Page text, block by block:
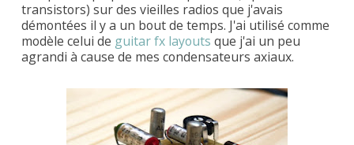
transistors) sur des vieilles radios que j'avais
démontées il y a un bout de temps. J'ai utilisé comme
modèle celui de guitar fx layouts que j'ai un peu
agrandi à cause de mes condensateurs axiaux.